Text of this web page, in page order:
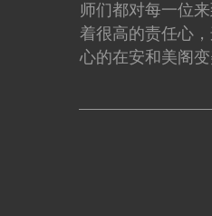
师们都对每一位
着很高的责任心
心的在安和美阁变